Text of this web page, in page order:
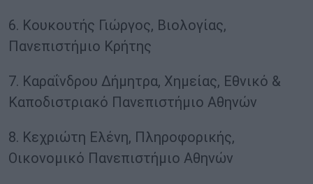
6. Κουκουτής Γιώργος, Βιολογίας,
Πανεπιστήμιο Κρήτης
7. Καραΐνδρου Δήμητρα, Χημείας, Εθνικό &
Καποδιστριακό Πανεπιστήμιο Αθηνών
8. Κεχριώτη Ελένη, Πληροφορικής,
Οικονομικό Πανεπιστήμιο Αθηνών